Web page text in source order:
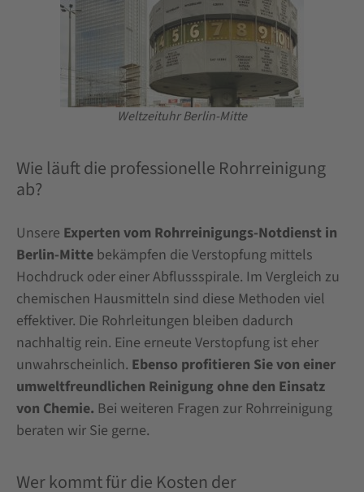
Weltzeituhr Berlin-Mitte
Wie läuft die professionelle Rohrreinigung
ab?
Unsere Experten vom Rohrreinigungs-Notdienst in
Berlin-Mitte bekämpfen die Verstopfung mittels
Hochdruck oder einer Abflussspirale. Im Vergleich zu
chemischen Hausmitteln sind diese Methoden viel
effektiver. Die Rohrleitungen bleiben dadurch
nachhaltig rein. Eine erneute Verstopfung ist eher
unwahrscheinlich. Ebenso profitieren Sie von einer
umweltfreundlichen Reinigung ohne den Einsatz
von Chemie. Bei weiteren Fragen zur Rohrreinigung
beraten wir Sie gerne.
Wer kommt für die Kosten der